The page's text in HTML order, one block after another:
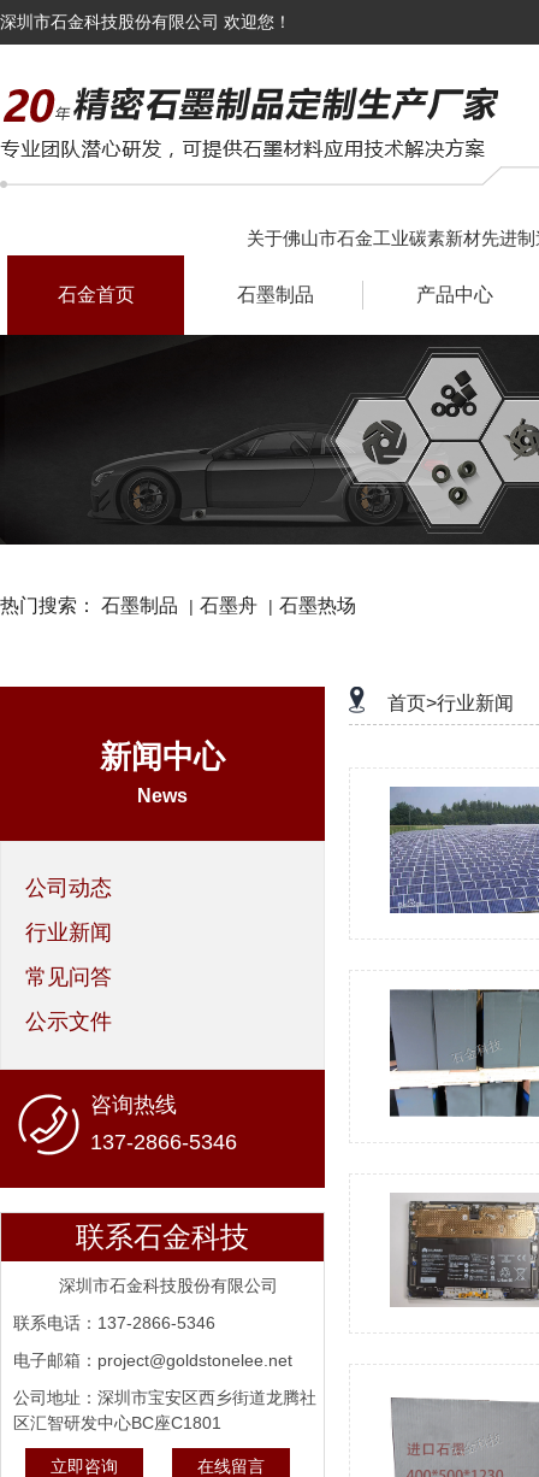
深圳市石金科技股份有限公司 欢迎您！
关于佛山市石金工业碳素新材先进
石金首页 石墨制品 产品中心
热门搜索： 石墨制品 | 石墨舟 | 石墨热场
新闻中心
News
公司动态
行业新闻
常见问答
公示文件
咨询热线
137-2866-5346
联系石金科技
深圳市石金科技股份有限公司
联系电话：137-2866-5346
电子邮箱：project@goldstonelee.net
公司地址：深圳市宝安区西乡街道龙腾社
区汇智研发中心BC座C1801
立即咨询 在线留言
首页>行业新闻